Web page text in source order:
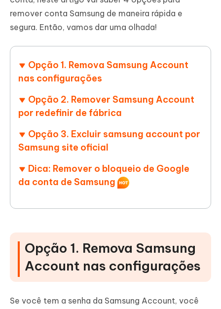
remover conta Samsung de maneira rápida e
segura. Então, vamos dar uma olhada!
Opção 1. Remova Samsung Account
nas configurações
Opção 2. Remover Samsung Account
por redefinir de fábrica
Opção 3. Excluir samsung account por
Samsung site oficial
Dica: Remover o bloqueio de Google
da conta de Samsung
Opção 1. Remova Samsung
Account nas configurações
Se você tem a senha da Samsung Account, você